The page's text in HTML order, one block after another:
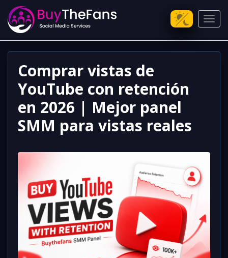
Comprar vistas de
YouTube con retención
en 2026 | Mejor panel
SMM para vistas reales